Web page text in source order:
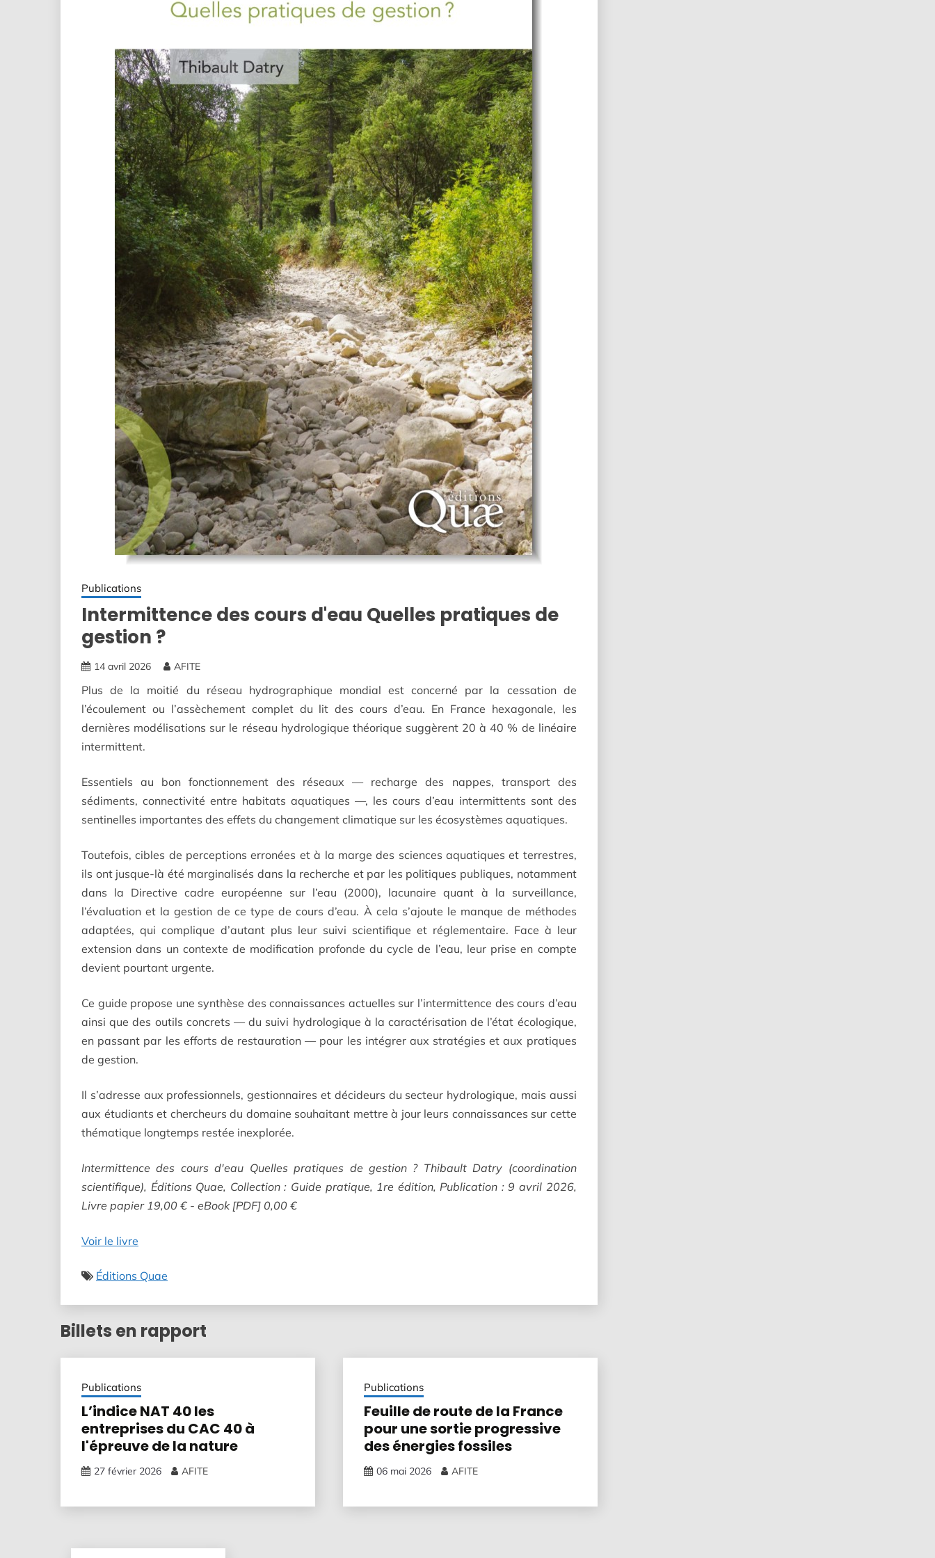
Publications
Intermittence des cours d'eau Quelles pratiques de
gestion ?
14 avril 2026 AFITE
Plus de la moitié du réseau hydrographique mondial est concerné par la cessation de
l’écoulement ou l’assèchement complet du lit des cours d’eau. En France hexagonale, les
dernières modélisations sur le réseau hydrologique théorique suggèrent 20 à 40 % de linéaire
intermittent.
Essentiels au bon fonctionnement des réseaux — recharge des nappes, transport des
sédiments, connectivité entre habitats aquatiques —, les cours d’eau intermittents sont des
sentinelles importantes des effets du changement climatique sur les écosystèmes aquatiques.
Toutefois, cibles de perceptions erronées et à la marge des sciences aquatiques et terrestres,
ils ont jusque-là été marginalisés dans la recherche et par les politiques publiques, notamment
dans la Directive cadre européenne sur l’eau (2000), lacunaire quant à la surveillance,
l’évaluation et la gestion de ce type de cours d’eau. À cela s’ajoute le manque de méthodes
adaptées, qui complique d’autant plus leur suivi scientifique et réglementaire. Face à leur
extension dans un contexte de modification profonde du cycle de l’eau, leur prise en compte
devient pourtant urgente.
Ce guide propose une synthèse des connaissances actuelles sur l’intermittence des cours d’eau
ainsi que des outils concrets — du suivi hydrologique à la caractérisation de l’état écologique,
en passant par les efforts de restauration — pour les intégrer aux stratégies et aux pratiques
de gestion.
Il s’adresse aux professionnels, gestionnaires et décideurs du secteur hydrologique, mais aussi
aux étudiants et chercheurs du domaine souhaitant mettre à jour leurs connaissances sur cette
thématique longtemps restée inexplorée.
Intermittence des cours d'eau Quelles pratiques de gestion ? Thibault Datry (coordination
scientifique), Éditions Quae, Collection : Guide pratique, 1re édition, Publication : 9 avril 2026,
Livre papier 19,00 € - eBook [PDF] 0,00 €
Voir le livre
Éditions Quae
Billets en rapport
Publications
L’indice NAT 40 les
entreprises du CAC 40 à
l'épreuve de la nature
27 février 2026 AFITE
Publications
Feuille de route de la France
pour une sortie progressive
des énergies fossiles
06 mai 2026 AFITE